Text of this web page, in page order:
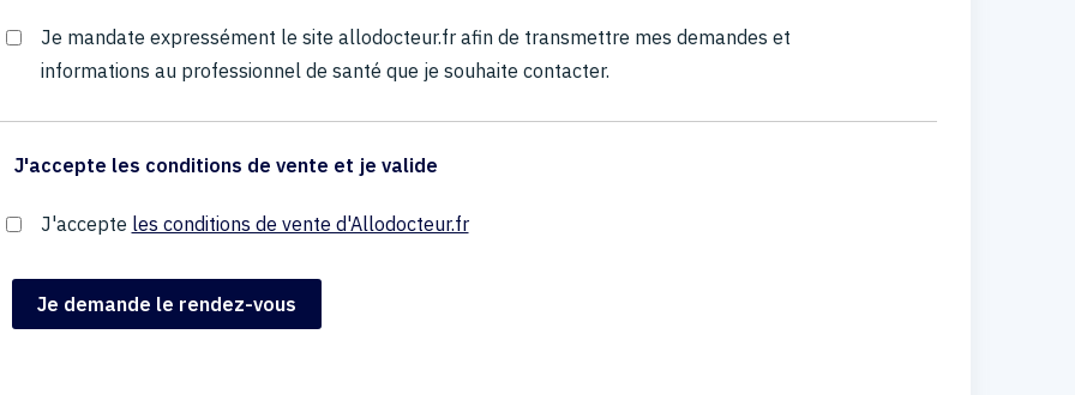
Je mandate expressément le site allodocteur.fr afin de transmettre mes demandes et
informations au professionnel de santé que je souhaite contacter.
J'accepte les conditions de vente et je valide
J'accepte les conditions de vente d'Allodocteur.fr